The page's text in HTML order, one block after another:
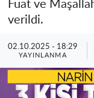
Fuat ve
verildi.
02.10.2025 - 18:29
YAYINLANMA
Saruhanlı
Resmi İlanlar
Tüm
Haber Arşivi